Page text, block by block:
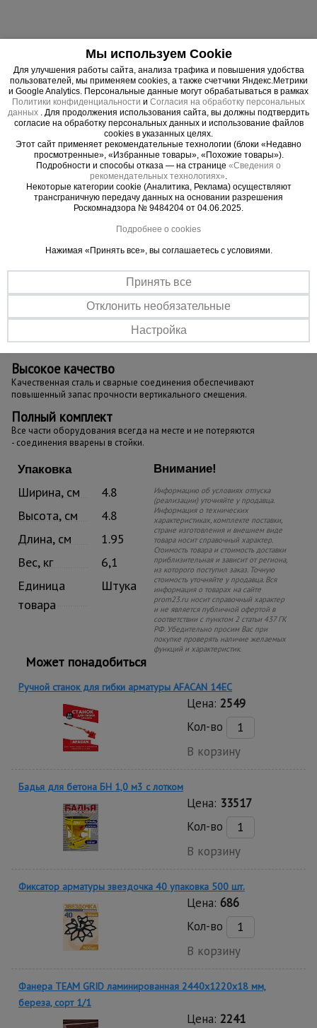
Важные преимущества –
эффективная работа
Многофункциональность
Позволяет создавать различные конструкции: от стандартных
перекрытий до лестничных башен при широком диапазоне
достигаемых высот.
Быстрый монтаж
Более быстрое и простое возведение, в отличие
от традиционных систем.
Высокое качество
Качественная сталь и сварные соединения обеспечивают
повышенный запас прочности вертикального смещения.
Полный комплект
Все части оборудования всегда на месте и не потеряются
- соединения вварены в стойки.
Упаковка
Ширина, см
4.8
Высота, см
4.8
Длина, см
1.95
Вес, кг
6,1
Единица
товара
Штука
Внимание!
Информацию об условиях отпуска
(реализации) уточняйте у продавца.
Информация о технических
характеристиках, комплекте поставки,
стране изготовления и внешнем виде
товара носит справочный характер.
Стоимость товара и стоимость доставки
приблизительная и зависит от региона,
из которого поступил заказ. Точную
стоимость уточняйте у продавца. Вся
информация о товарах на сайте
prom23.ru носит справочный характер
и не является публичной офертой в
соответствии с пунктом 2 статьи 437 ГК
РФ. Убедительно просим Вас при
покупке проверять наличие желаемых
функций и характеристик.
Может понадобиться
Ручной станок для гибки арматуры AFACAN 14EC
Цена: 2549
Кол-во
В корзину
Бадья для бетона БН 1,0 м3 c лотком
Цена: 33517
Кол-во
В корзину
Фиксатор арматуры звездочка 40 упаковка 500 шт.
Цена: 686
Кол-во
В корзину
Фанера TEAM GRID ламинированная 2440х1220х18 мм,
береза, сорт 1/1
Цена: 2241
Мы используем Cookie
Для улучшения работы сайта, анализа трафика и повышения удобства
пользователей, мы применяем cookies, а также счетчики Яндекс.Метрики
и Google Analytics. Персональные данные могут обрабатываться в рамках
Политики конфиденциальности и Согласия на обработку персональных
данных
. Для продолжения использования сайта, вы должны подтвердить
согласие на обработку персональных данных и использование файлов
cookies в указанных целях.
Этот сайт применяет рекомендательные технологии (блоки «Недавно
просмотренные», «Избранные товары», «Похожие товары»).
Подробности и способы отказа — на странице «Сведения о
рекомендательных технологиях»
Некоторые категории cookie (Аналитика, Реклама) осуществляют
трансграничную передачу данных на основании разрешения
Роскомнадзора № 9484204 от 04.06.2025.
Подробнее о cookies
Нажимая «Принять все», вы соглашаетесь с условиями.
Принять все
Отклонить необязательные
Настройка